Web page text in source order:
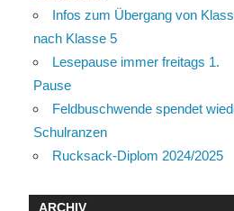
Infos zum Übergang von
nach Klasse 5
Lesepause immer freitags 1.
Pause
Feldbuschwende spendet
Schulranzen
Rucksack-Diplom 2024/2025
ARCHIV